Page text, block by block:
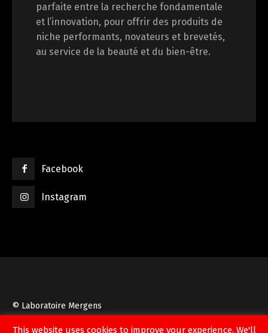
parfaite entre la recherche fondamentale
et l’innovation, pour offrir des produits de
niche performants, novateurs et brevetés,
au service de la beauté et du bien-être.
Facebook
Instagram
© Laboratoire Mergens
This website uses cookies to improve your experience. We'll